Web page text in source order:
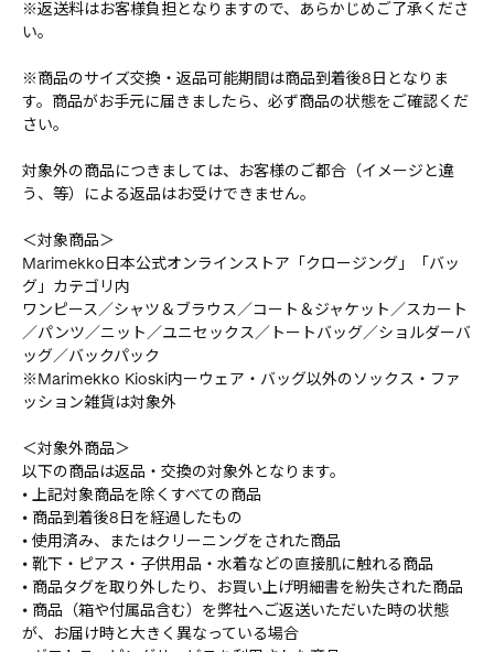
※返送料はお客様負担となりますので、あらかじめご了承くださ
い。
※商品のサイズ交換・返品可能期間は商品到着後8日となりま
す。商品がお手元に届きましたら、必ず商品の状態をご確認くだ
さい。
対象外の商品につきましては、お客様のご都合（イメージと違
う、等）による返品はお受けできません。
＜対象商品＞
Marimekko日本公式オンラインストア「クロージング」「バッ
グ」カテゴリ内
ワンピース／シャツ＆ブラウス／コート＆ジャケット／スカート
／パンツ／ニット／ユニセックス／トートバッグ／ショルダーバ
ッグ／バックパック
※Marimekko Kioski内ーウェア・バッグ以外のソックス・ファ
ッション雑貨は対象外
＜対象外商品＞
以下の商品は返品・交換の対象外となります。
• 上記対象商品を除くすべての商品
• 商品到着後8日を経過したもの
• 使用済み、またはクリーニングをされた商品
• 靴下・ピアス・子供用品・水着などの直接肌に触れる商品
• 商品タグを取り外したり、お買い上げ明細書を紛失された商品
• 商品（箱や付属品含む）を弊社へご返送いただいた時の状態
が、お届け時と大きく異なっている場合